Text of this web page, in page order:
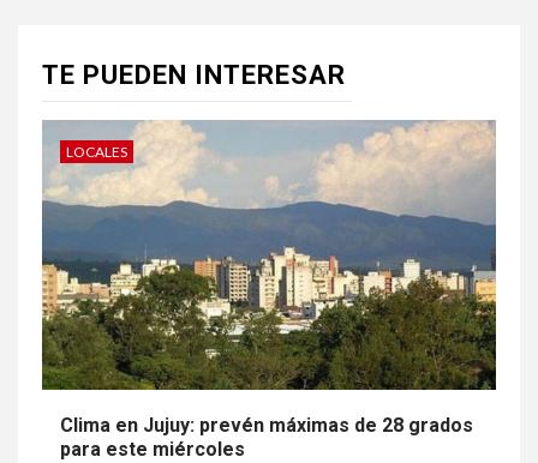
TE PUEDEN INTERESAR
LOCALES
Clima en Jujuy: prevén máximas de 28 grados
para este miércoles